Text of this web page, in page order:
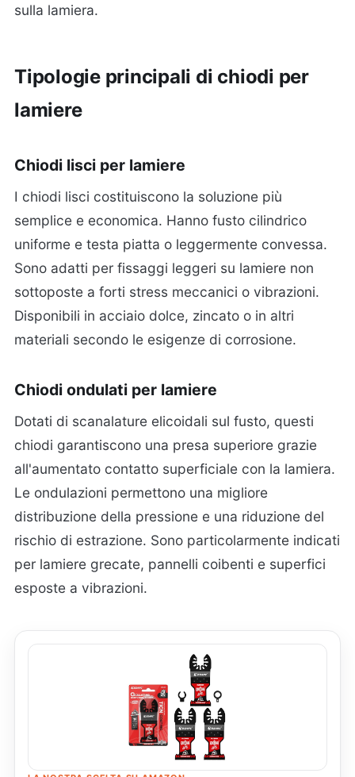
sulla lamiera.
Tipologie principali di chiodi per
lamiere
Chiodi lisci per lamiere
I chiodi lisci costituiscono la soluzione più
semplice e economica. Hanno fusto cilindrico
uniforme e testa piatta o leggermente convessa.
Sono adatti per fissaggi leggeri su lamiere non
sottoposte a forti stress meccanici o vibrazioni.
Disponibili in acciaio dolce, zincato o in altri
materiali secondo le esigenze di corrosione.
Chiodi ondulati per lamiere
Dotati di scanalature elicoidali sul fusto, questi
chiodi garantiscono una presa superiore grazie
all'aumentato contatto superficiale con la lamiera.
Le ondulazioni permettono una migliore
distribuzione della pressione e una riduzione del
rischio di estrazione. Sono particolarmente indicati
per lamiere grecate, pannelli coibenti e superfici
esposte a vibrazioni.